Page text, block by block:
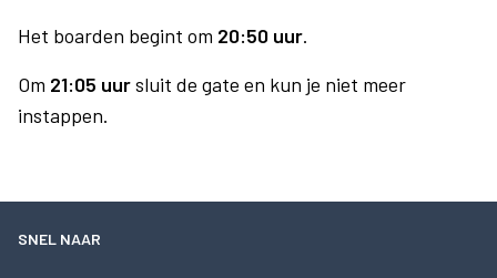
Het boarden begint om 20:50 uur.
Om 21:05 uursluit de gate en kun je niet meer
instappen.
SNEL NAAR